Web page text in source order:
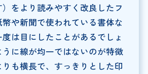
をより読みやすく改良したフ
や新聞で使われている書体な
は目にしたことがあるでしょ
うに線が均一ではないのが特徴
も横長で、すっきりとした印